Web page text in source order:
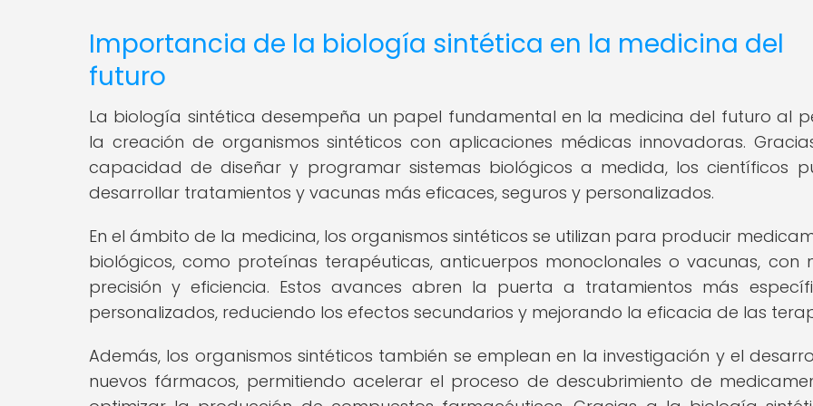
Importancia de la biología sintética en la medicina del
futuro
La biología sintética desempeña un papel fundamental en la medicina del futuro al
la creación de organismos sintéticos con aplicaciones médicas innovadoras.
capacidad de diseñar y programar sistemas biológicos a medida, los científicos
desarrollar tratamientos y vacunas más eficaces, seguros y personalizados.
En el ámbito de la medicina, los organismos sintéticos se utilizan para producir
biológicos, como proteínas terapéuticas, anticuerpos monoclonales o vacunas, con
precisión y eficiencia. Estos avances abren la puerta a tratamientos más
personalizados, reduciendo los efectos secundarios y mejorando la eficacia de las
Además, los organismos sintéticos también se emplean en la investigación y el
nuevos fármacos, permitiendo acelerar el proceso de descubrimiento de